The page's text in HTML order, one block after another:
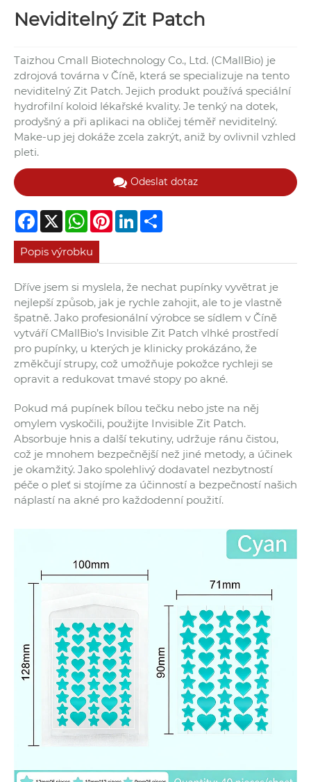
Neviditelný Zit Patch
Taizhou Cmall Biotechnology Co., Ltd. (CMallBio) je
zdrojová továrna v Číně, která se specializuje na tento
neviditelný Zit Patch. Jejich produkt používá speciální
hydrofilní koloid lékařské kvality. Je tenký na dotek,
prodyšný a při aplikaci na obličej téměř neviditelný.
Make-up jej dokáže zcela zakrýt, aniž by ovlivnil vzhled
pleti.
Odeslat dotaz
Facebook
X WhatsApp
PinterestLinkedIn
Popis výrobku
Dříve jsem si myslela, že nechat pupínky vyvětrat je
nejlepší způsob, jak je rychle zahojit, ale to je vlastně
špatně. Jako profesionální výrobce se sídlem v Číně
vytváří CMallBio’s Invisible Zit Patch vlhké prostředí
pro pupínky, u kterých je klinicky prokázáno, že
změkčují strupy, což umožňuje pokožce rychleji se
opravit a redukovat tmavé stopy po akné.
Pokud má pupínek bílou tečku nebo jste na něj
omylem vyskočili, použijte Invisible Zit Patch.
Absorbuje hnis a další tekutiny, udržuje ránu čistou,
což je mnohem bezpečnější než jiné metody, a účinek
je okamžitý. Jako spolehlivý dodavatel nezbytností
péče o pleť si stojíme za účinností a bezpečností našich
náplastí na akné pro každodenní použití.